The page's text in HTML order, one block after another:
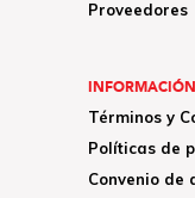
Proveedores
Términos y
Políticas de
Convenio de